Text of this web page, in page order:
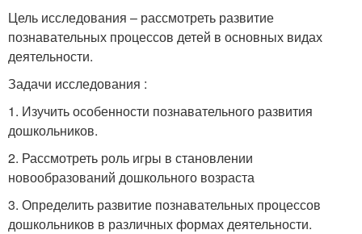
Цель исследования – рассмотреть развитие
познавательных процессов детей в основных видах
деятельности.
Задачи исследования :
1. Изучить особенности познавательного развития
дошкольников.
2. Рассмотреть роль игры в становлении
новообразований дошкольного возраста
3. Определить развитие познавательных процессов
дошкольников в различных формах деятельности.